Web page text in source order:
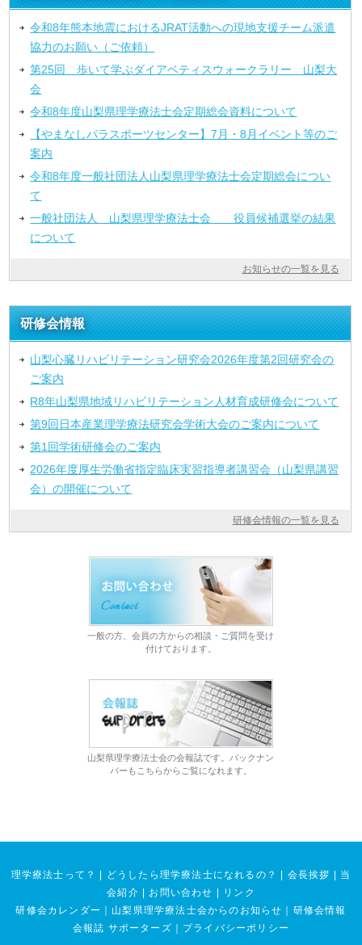
令和8年熊本地震におけるJRAT活動への現地支援チーム派遣
協力のお願い（ご依頼）
第25回 歩いて学ぶダイアベティスウォークラリー 山梨大
会
令和8年度山梨県理学療法士会定期総会資料について
【やまなしパラスポーツセンター】7月・8月イベント等のご
案内
令和8年度一般社団法人山梨県理学療法士会定期総会につい
て
一般社団法人 山梨県理学療法士会 役員候補選挙の結果
について
お知らせの一覧を見る
研修会情報
山梨心臓リハビリテーション研究会2026年度第2回研究会の
ご案内
R8年山梨県地域リハビリテーション人材育成研修会について
第9回日本産業理学療法研究会学術大会のご案内について
第1回学術研修会のご案内
2026年度厚生労働省指定臨床実習指導者講習会（山梨県講習
会）の開催について
研修会情報の一覧を見る
一般の方、会員の方からの相談・ご質問を受け
付けております。
山梨県理学療法士会の会報誌です。バックナン
バーもこちらからご覧になれます。
理学療法士って？ どうしたら理学療法士になれるの？ 会長挨拶
当
会紹介
お問い合わせ
リンク
研修会カレンダー
山梨県理学療法士会からのお知らせ
研修会情報
会報誌 サポーターズ
プライバシーポリシー